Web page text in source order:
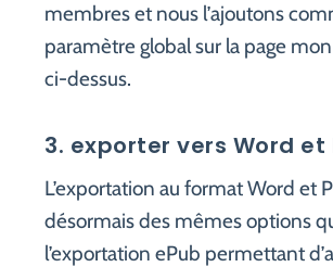
membres et nous l’ajoutons
paramètre global sur la page
ci-dessus.
3. exporter vers Word et
L’exportation au format Word et
désormais des mêmes options
l’exportation ePub permettant